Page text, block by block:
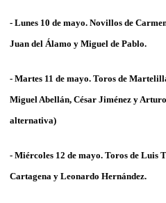
- Lunes 10 de mayo. Novillos de
Juan del Álamo y Miguel de Pablo.
- Martes 11 de mayo. Toros de
Miguel Abellán, César Jiménez y
alternativa)
- Miércoles 12 de mayo. Toros de Luis
Cartagena y Leonardo Hernández.